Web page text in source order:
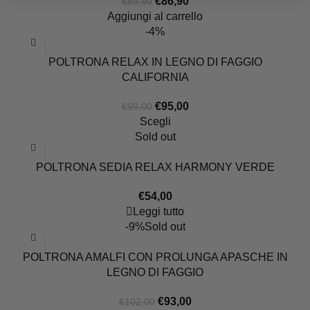
prezzo
originale
€89,90.
prezzo
€86,90.
Aggiungi al carrello
-4%
POLTRONA RELAX IN LEGNO DI FAGGIO
CALIFORNIA
€99,00 Il
prezzo
originale
€99,00.
€95,00Il
€95,00.
Scegli
Sold out
POLTRONA SEDIA RELAX HARMONY VERDE
€54,00
Leggi tutto
-9%Sold out
POLTRONA AMALFI CON PROLUNGA APASCHE IN
LEGNO DI FAGGIO
€102,00 Il
€93,00Il